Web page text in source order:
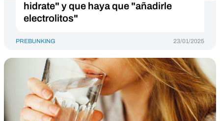
hidrate" y que haya que "añadirle
electrolitos"
PREBUNKING 23/01/2025